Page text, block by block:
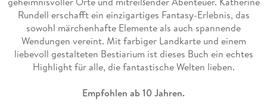
Rundell erschafft ein einzigartiges Fantasy-Erlebnis, das
sowohl märchenhafte Elemente als auch spannende
Wendungen vereint. Mit farbiger Landkarte und einem
liebevoll gestalteten Bestiarium ist dieses Buch ein echtes
Highlight für alle, die fantastische Welten lieben.
Empfohlen ab 10 Jahren.